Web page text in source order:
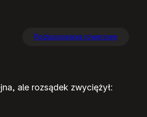
Podsumowania rowerowe
ale rozsądek zwyciężył: